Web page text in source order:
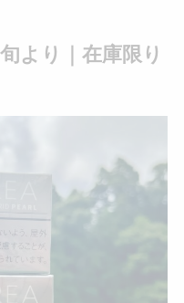
より｜在庫限り